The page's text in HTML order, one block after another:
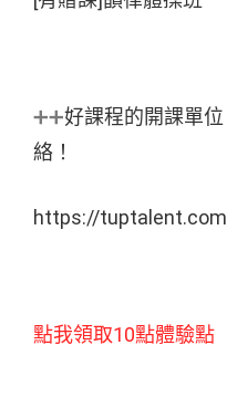
➕➕好課程的開課單
絡！
https://
點我領取10點體驗點